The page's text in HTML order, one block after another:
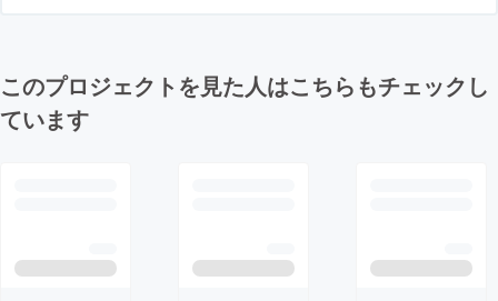
このプロジェクトを見た人はこちらもチェックし
ています